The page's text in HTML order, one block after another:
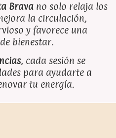
Brava no solo relaja los
la circulación,
y favorece una
bienestar.
, cada sesión se
para ayudarte a
tu energía.